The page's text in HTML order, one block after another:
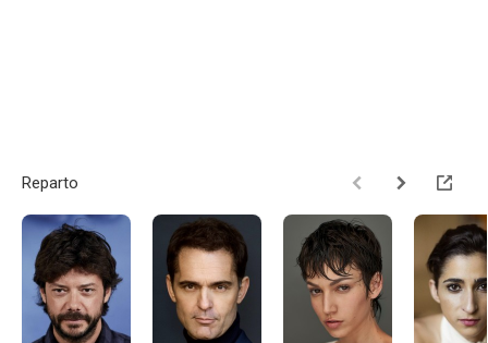
Reparto